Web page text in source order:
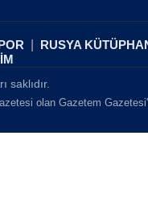
RUSYA
olan Gazetem